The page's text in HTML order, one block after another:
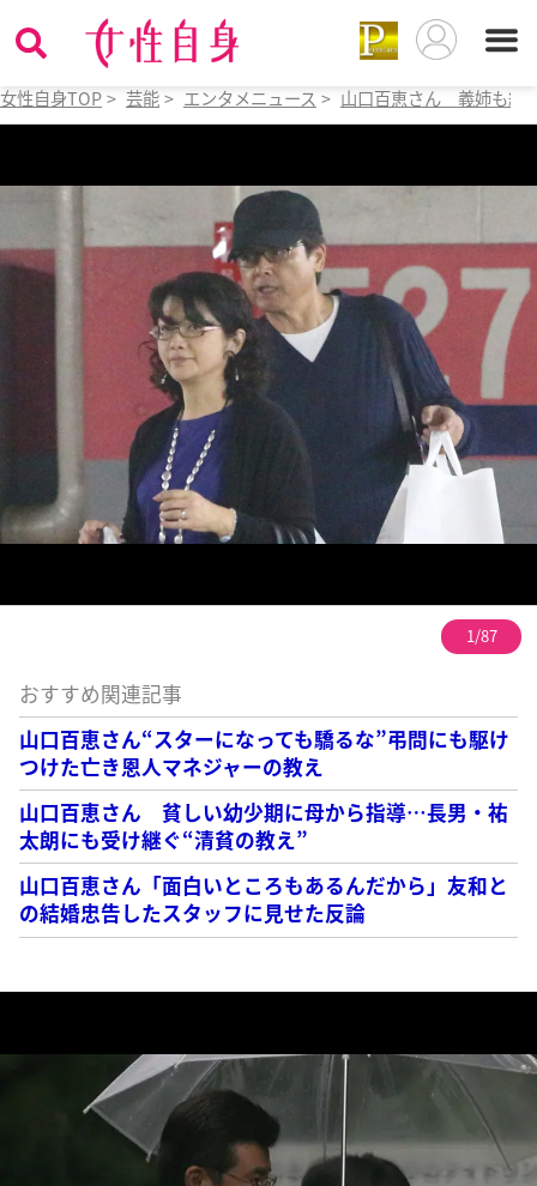
女性自身TOP > 芸能 > エンタメニュース > 山口百恵さん 義姉も絶
1/87
おすすめ関連記事
山口百恵さん“スターになっても驕るな”弔問にも駆け
つけた亡き恩人マネジャーの教え
山口百恵さん 貧しい幼少期に母から指導…長男・祐
太朗にも受け継ぐ“清貧の教え”
山口百恵さん「面白いところもあるんだから」友和と
の結婚忠告したスタッフに見せた反論